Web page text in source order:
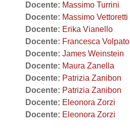
Docente: Massimo Turrini
Docente: Massimo Vettoretti
Docente: Erika Vianello
Docente: Francesca Volpato
Docente: James Weinstein
Docente: Maura Zanella
Docente: Patrizia Zanibon
Docente: Patrizia Zanibon
Docente: Eleonora Zorzi
Docente: Eleonora Zorzi